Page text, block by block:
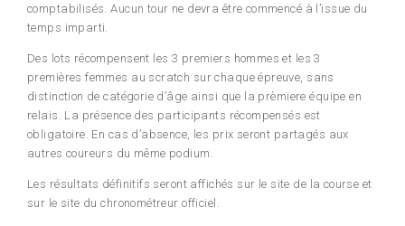
comptabilisés. Aucun tour ne devra être commencé à l’issue du
temps imparti.
Des lots récompensent les 3 premiers hommes et les 3
premières femmes au scratch sur chaque épreuve, sans
distinction de catégorie d’âge ainsi que la prèmiere équipe en
relais. La présence des participants récompensés est
obligatoire. En cas d’absence, les prix seront partagés aux
autres coureurs du même podium.
Les résultats définitifs seront affichés sur le site de la course et
sur le site du chronométreur officiel.